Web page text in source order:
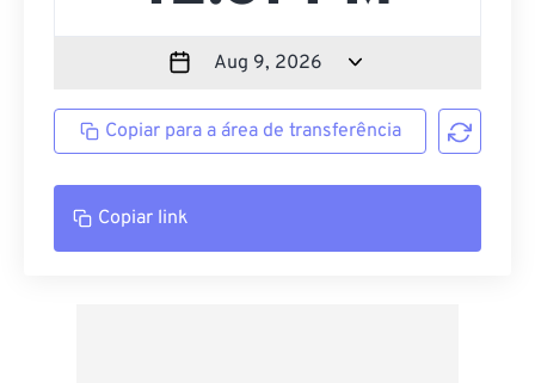
Copiar para a área de transferência
Copiar link